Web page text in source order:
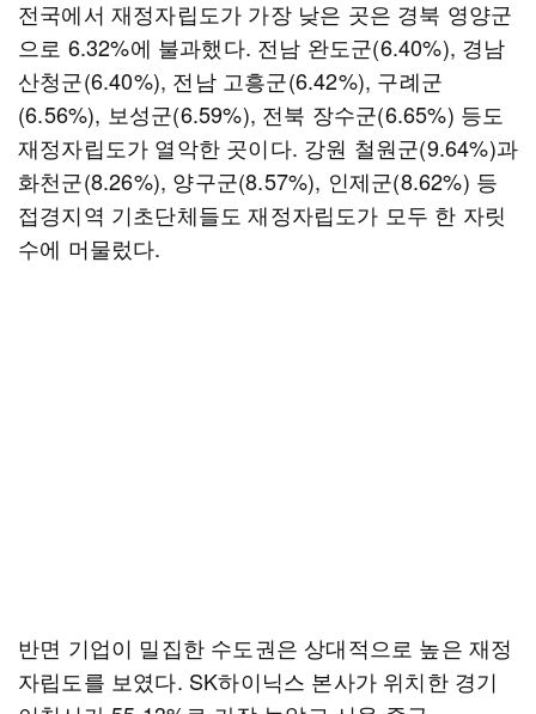
전국에서 재정자립도가 가장 낮은 곳은 경북 영양군
으로 6.32%에 불과했다. 전남 완도군(6.40%), 경남
산청군(6.40%), 전남 고흥군(6.42%), 구례군
(6.56%), 보성군(6.59%), 전북 장수군(6.65%) 등도
재정자립도가 열악한 곳이다. 강원 철원군(9.64%)과
화천군(8.26%), 양구군(8.57%), 인제군(8.62%) 등
접경지역 기초단체들도 재정자립도가 모두 한 자릿
수에 머물렀다.
반면 기업이 밀집한 수도권은 상대적으로 높은 재정
자립도를 보였다. SK하이닉스 본사가 위치한 경기